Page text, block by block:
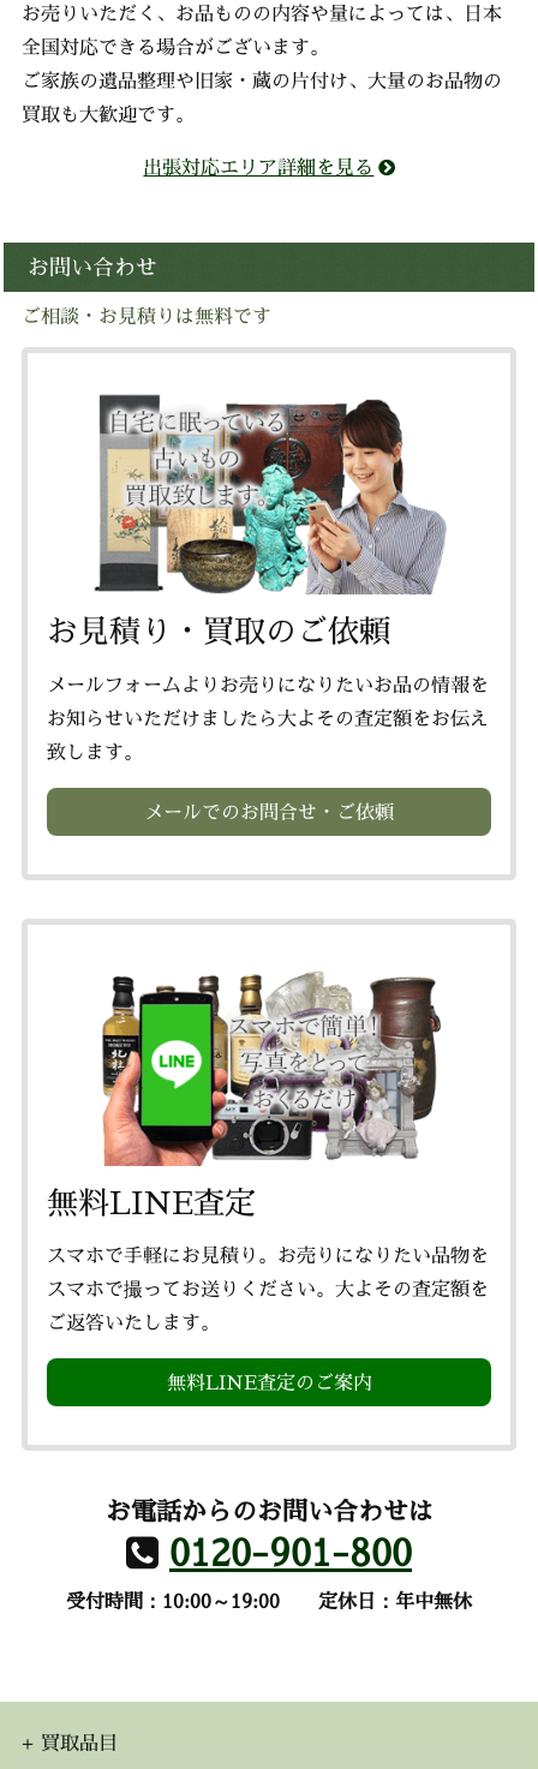
お売りいただく、お品ものの内容や量によっては、日本
全国対応できる場合がございます。
ご家族の遺品整理や旧家・蔵の片付け、大量のお品物の
買取も大歓迎です。
出張対応エリア詳細を見る
お問い合わせ
ご相談・お見積りは無料です
お見積り・買取のご依頼
メールフォームよりお売りになりたいお品の情報を
お知らせいただけましたら大よその査定額をお伝え
致します。
メールでのお問合せ・ご依頼
無料LINE査定
スマホで手軽にお見積り。お売りになりたい品物を
スマホで撮ってお送りください。大よその査定額を
ご返答いたします。
無料LINE査定のご案内
お電話からのお問い合わせは
0120-901-800
受付時間：10:00～19:00 定休日：年中無休
買取品目